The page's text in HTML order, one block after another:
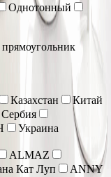
Однотонный
прямоугольник
Казахстан
Китай
Сербия
Украина
ALMAZ
Кат Луп
ANNY